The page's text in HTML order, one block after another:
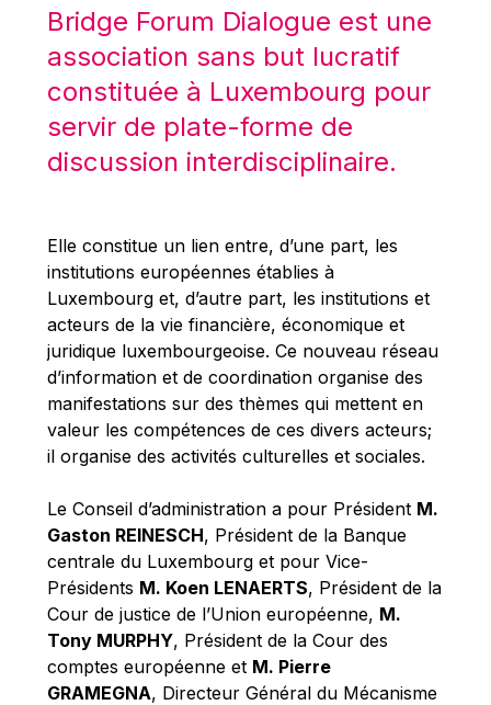
Mario Centeno
Mario Monti
Maroš ŠEFČOVIČ
Martin Bailey
Martine Reicherts
Michael Sohlman
Michel Goedert
Mireille Delmas-Marty
Nobuo Tanaka
Otmar Issing
Paolo Mengozzi
Paschal Donohoe
Pat Cox
Patrizia Nanz
Philippe Maystadt
Pierre Gramegna
Richard Pelly
Robert Goebbels
Bridge Forum Dialogue est une
association sans but lucratif
constituée à Luxembourg pour
servir de plate-forme de
discussion interdisciplinaire.
Elle constitue un lien entre, d’une part, les
institutions européennes établies à
Luxembourg et, d’autre part, les institutions et
acteurs de la vie financière, économique et
juridique luxembourgeoise. Ce nouveau réseau
d’information et de coordination organise des
manifestations sur des thèmes qui mettent en
valeur les compétences de ces divers acteurs;
il organise des activités culturelles et sociales.
Le Conseil d’administration a pour Président M.
Gaston REINESCH, Président de la Banque
centrale du Luxembourg et pour Vice-
Présidents M. Koen LENAERTS, Président de la
Cour de justice de l’Union européenne, M.
Tony MURPHY, Président de la Cour des
comptes européenne et M. Pierre
GRAMEGNA, Directeur Général du Mécanisme